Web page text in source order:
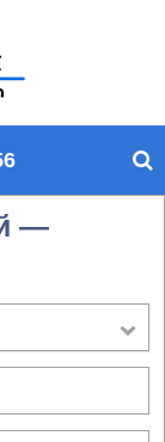
п
т
—